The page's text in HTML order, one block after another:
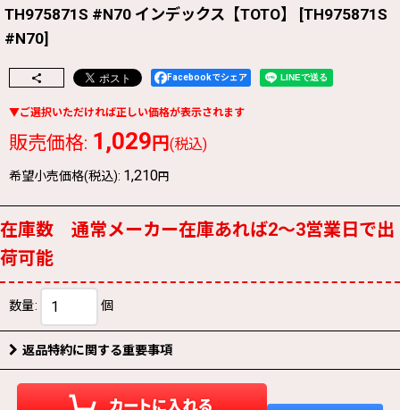
TH975871S #N70 インデックス【TOTO】 [TH975871S
#N70]
Facebookでシェア
販売価格: 1,029円(税込)
希望小売価格(税込): 1,210円
在庫数 通常メーカー在庫あれば2〜3営業日で出
荷可能
数量: 個
返品特約に関する重要事項